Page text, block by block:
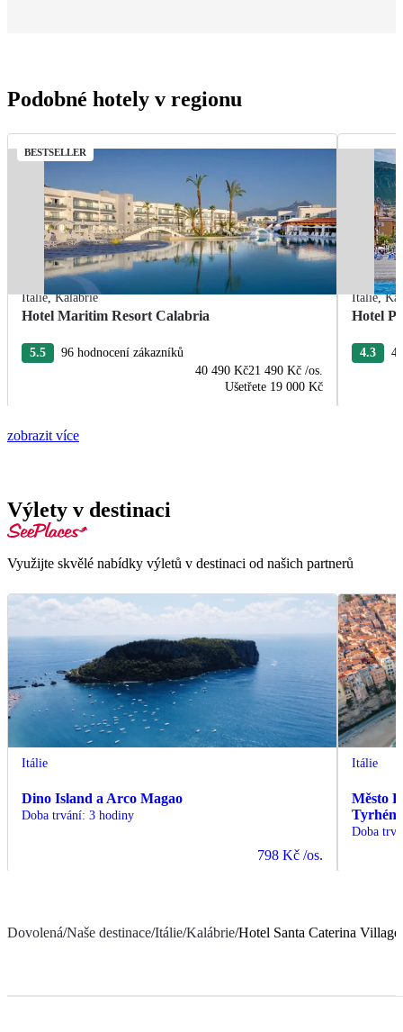
Podobné hotely v regionu
BESTSELLER
Itálie,Kalábrie
Hotel Maritim Resort Calabria
5.5
96 hodnocení zákazníků
40 490 Kč21 490 Kč /os.
Ušetřete 19 000 Kč
Itálie,
Hotel
4.3
zobrazit více
Výlety v destinaci
Využijte skvělé nabídky výletů v destinaci od našich partnerů
Itálie
Dino Island a Arco Magao
Doba trvání: 3 hodiny
798 Kč /os.
Itálie
Město
Doba
Dovolená/Naše destinace/Itálie/Kalábrie/Hotel Santa Caterina